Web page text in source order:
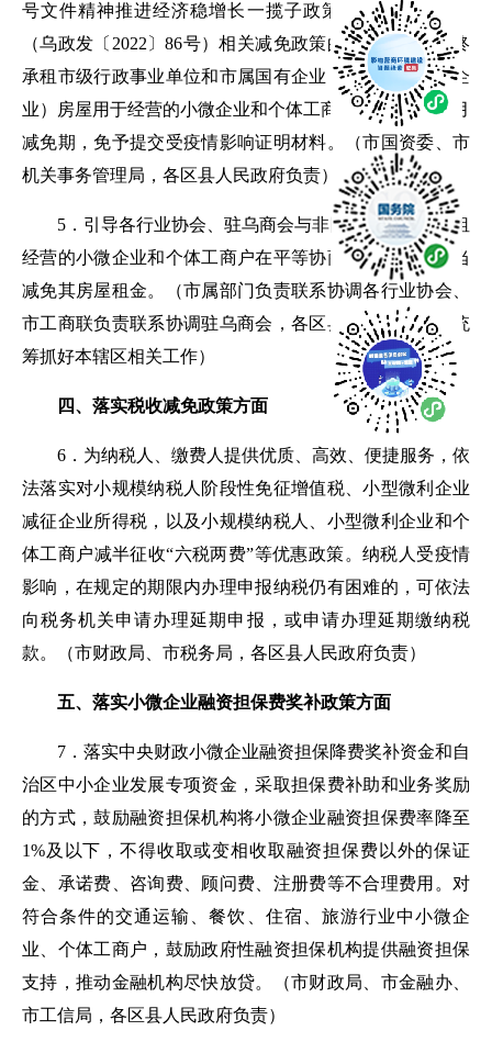
号文件精神推进经济稳增长一揽子政策措施实施方案》
（乌政发〔2022〕86号）相关减免政策的基础上，对最终
承租市级行政事业单位和市属国有企业（含各区县国有企
业）房屋用于经营的小微企业和个体工商户，再延长1个月
减免期，免予提交受疫情影响证明材料。
（市国资委、市
机关事务管理局，各区县人民政府负责）
5． 引导各行业协会、驻乌商会与非国有房屋最终承租
经营的小微企业和个体工商户在平等协商的基础上，适当
减免其房屋租金。
（市属部门负责联系协调各行业协会、
市工商联负责联系协调驻乌商会，各区县人民政府负责统
筹抓好本辖区相关工作）
四、落实税收减免政策方面
6． 为纳税人、缴费人提供优质、高效、便捷服务，依
法落实对小规模纳税人阶段性免征增值税、小型微利企业
减征企业所得税，以及小规模纳税人、小型微利企业和个
体工商户减半征收“六税两费”等优惠政策。纳税人受疫情
影响，在规定的期限内办理申报纳税仍有困难的，可依法
向税务机关申请办理延期申报，或申请办理延期缴纳税
款。
（市财政局、市税务局，各区县人民政府负责）
五、落实小微企业融资担保费奖补政策方面
7 ． 落实中央财政小微企业融资担保降费奖补资金和自
治区中小企业发展专项资金，采取担保费补助和业务奖励
的方式，鼓励融资担保机构将小微企业融资担保费率降至
1%及以下，不得收取或变相收取融资担保费以外的保证
金、承诺费、咨询费、顾问费、注册费等不合理费用。对
符合条件的交通运输、餐饮、住宿、旅游行业中小微企
业、个体工商户，鼓励政府性融资担保机构提供融资担保
支持，推动金融机构尽快放贷。 （市财政局、 市金融办、
市工信局，各区县人民政府负责）